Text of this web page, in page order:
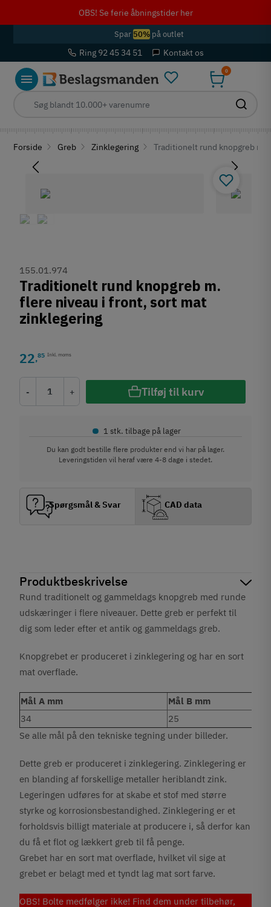
OBS! Se ferie åbningstider her
Spar 50%på outlet
Ring 92 45 34 51 Kontakt os
0
Forside Greb Zinklegering Traditionelt rund knopgreb
Produktbeskrivelse
Rund traditionelt og gammeldags knopgreb med runde
udskæringer i flere niveauer. Dette greb er perfekt til
dig som leder efter et antik og gammeldags greb.
Knopgrebet er produceret i zinklegering og har en sort
mat overflade.
Mål A mm
Mål B mm
34
25
Se alle mål på den tekniske tegning under billeder.
Dette greb er produceret i zinklegering. Zinklegering er
en blanding af forskellige metaller heriblandt zink.
Legeringen udføres for at skabe et stof med større
styrke og korrosionsbestandighed. Zinklegering er et
forholdsvis billigt materiale at producere i, så derfor kan
du få et flot og lækkert greb til få penge.
Grebet har en sort mat overflade, hvilket vil sige at
grebet er belagt med et tyndt lag mat sort farve.
OBS! Bolte medfølger ikke! Find dem under tilbehør,
155.01.974
Traditionelt rund knopgreb m.
flere niveau i front, sort mat
zinklegering
22,85 Inkl. moms
- + Tilføj til kurv
• 1 stk. tilbage på lager
Du kan godt bestille flere produkter end vi har på lager.
Leveringstiden vil heraf være 4-8 dage i stedet.
Spørgsmål & Svar CAD data